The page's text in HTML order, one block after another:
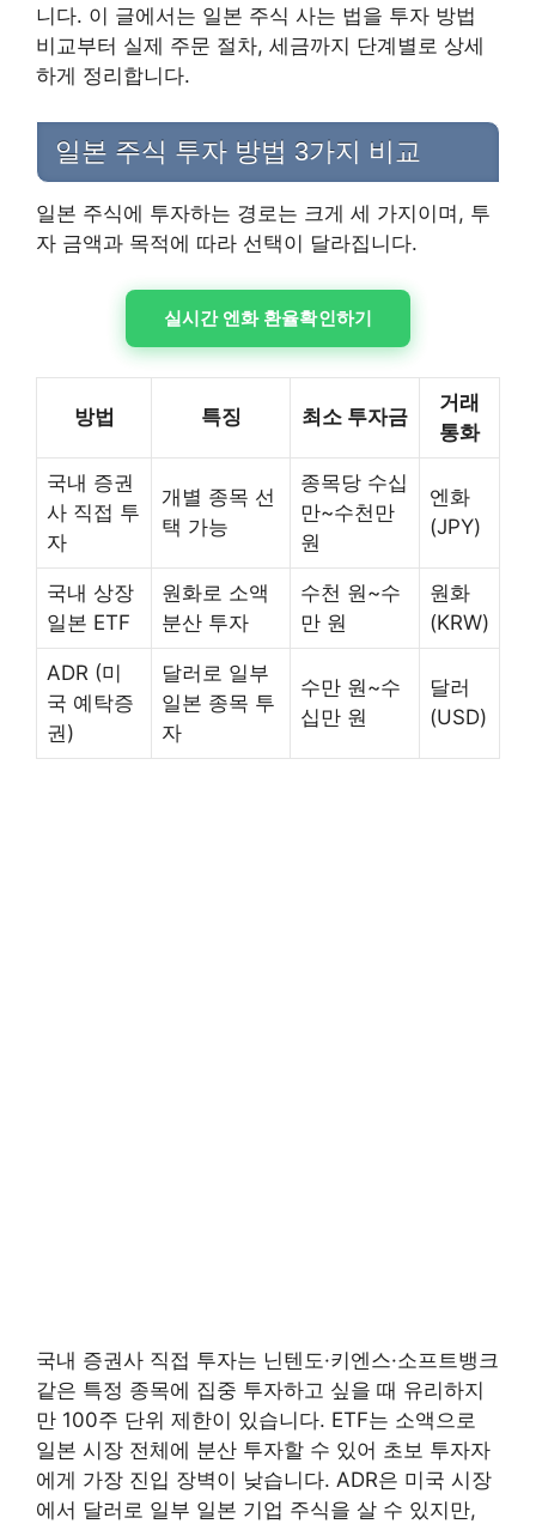
니다. 이 글에서는 일본 주식 사는 법을 투자 방법
비교부터 실제 주문 절차, 세금까지 단계별로 상세
하게 정리합니다.
일본 주식 투자 방법 3가지 비교
일본 주식에 투자하는 경로는 크게 세 가지이며, 투
자 금액과 목적에 따라 선택이 달라집니다.
실시간 엔화 환율확인하기
방법 특징 최소 투자금
거래
통화
국내 증권
사 직접 투
자
개별 종목 선
택 가능
종목당 수십
만~수천만
원
엔화
(JPY)
국내 상장
일본 ETF
원화로 소액
분산 투자
수천 원~수
만 원
원화
(KRW)
ADR (미
국 예탁증
권)
달러로 일부
일본 종목 투
자
수만 원~수
십만 원
달러
(USD)
국내 증권사 직접 투자는 닌텐도·키엔스·소프트뱅크
같은 특정 종목에 집중 투자하고 싶을 때 유리하지
만 100주 단위 제한이 있습니다. ETF는 소액으로
일본 시장 전체에 분산 투자할 수 있어 초보 투자자
에게 가장 진입 장벽이 낮습니다. ADR은 미국 시장
에서 달러로 일부 일본 기업 주식을 살 수 있지만,